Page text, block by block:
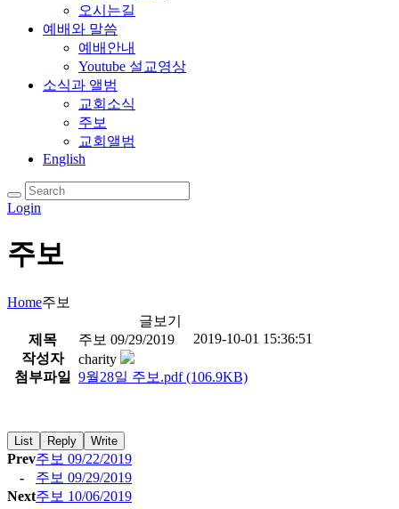
오시는길
예배와 말씀
예배안내
Youtube 설교영상
소식과 앨범
교회소식
주보
교회앨범
English
Login
주보
Home주보
글보기
제목
주보 09/29/2019
2019-10-01 15:36:51
작성자
charity
첨부파일
9월28일 주보.pdf(106.9KB)
List Reply Write
Prev주보 09/22/2019
-
주보 09/29/2019
Next주보 10/06/2019